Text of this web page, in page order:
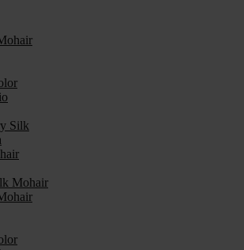
Silk
Mohair